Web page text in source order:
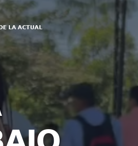
𝗟𝗔 𝗔𝗖𝗧𝗨𝗔𝗟